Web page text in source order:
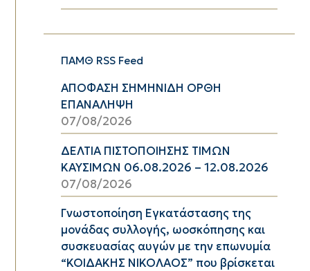
ΠΑΜΘ RSS Feed
ΑΠΟΦΑΣΗ ΣΗΜΗΝΙΔΗ ΟΡΘΗ
ΕΠΑΝΑΛΗΨΗ
07/08/2026
ΔΕΛΤΙΑ ΠΙΣΤΟΠΟΙΗΣΗΣ ΤΙΜΩΝ
ΚΑΥΣΙΜΩΝ 06.08.2026 – 12.08.2026
07/08/2026
Γνωστοποίηση Εγκατάστασης της
μονάδας συλλογής, ωοσκόπησης και
συσκευασίας αυγών με την επωνυμία
“ΚΟΙΔΑΚΗΣ ΝΙΚΟΛΑΟΣ” που βρίσκεται